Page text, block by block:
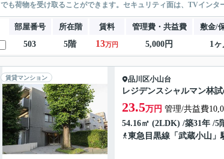
でも荷物を受け取ることができます。セキュリティ面は、TVイン
部屋番号 所在階 賃料 管理費・共益費 敷金/
503
5階 13万円 5,000円 1ヶ
賃貸マンション 品川区小山台
レジデンスシャルマン林
23.5万円 管理/共益費
54.16㎡ (2LDK) /築31年 /5
東急目黒線 「 武蔵小山